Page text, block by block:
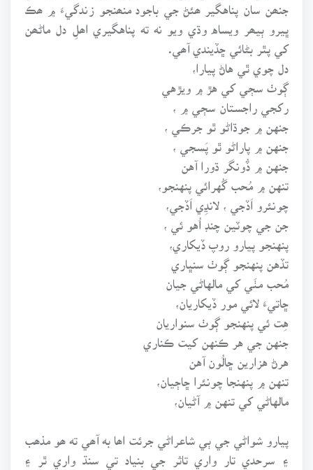
جنھن سان پناهگير ھئڻ جي باجود منھنجو زندگيءَ ۾ ھڪ
ڀيرو ٻيھر ويساه وڌي ويو نه ته پناهگيري اھلِ دل ماڻھن
کي پٿر بڻائي ڇڏيندي آھي.
دل چوي ٿي هاڻ پيارا،
ڳوٺ سڄي کي هڙ ۾ ويڙهي
رکجي راجستان سڄي ۾ ،
جنهن ۾ جوڌاڻو ٿو جرڪي ،
جنهن ۾ پاراڻو ٿو پَسجي ،
جنهن ۾ ڏُونگر ڌورا آهن
تنهن ۾ مُحب گُهرائي پنهنجو،
چونئرو اَڏجي ، لانڍِي اَڏجي،
جن جي چوٽين چنڊ اُهو ئي ،
پنهنجو پيارو روپ ڏيکاري،
تڏهن پنهنجو ڳوٺ سنڀاري
مُحب مٺَي کي مالهاڻي جيان
ڇاتيءَ لائي مور ڏيکاريان،
هِت ئي پنهنجو ڳوٺ سنواريان
جنهن جي هر ڪنهن کيت ڪناري
هرڻ هزارين ڇالُون آهن
تنهن ۾ پنهنجا چونئرا ڇاڄيان،
مالهاڻي کي تنهن ۾ آڻيان،
پيارو شواڻي جي ٻي شاعراڻي جرئت اھا به آھي ته ھو مذھب
۽ سرحدي تار واري تاثر جي بنياد تي سنڌ واري ٿر ۽